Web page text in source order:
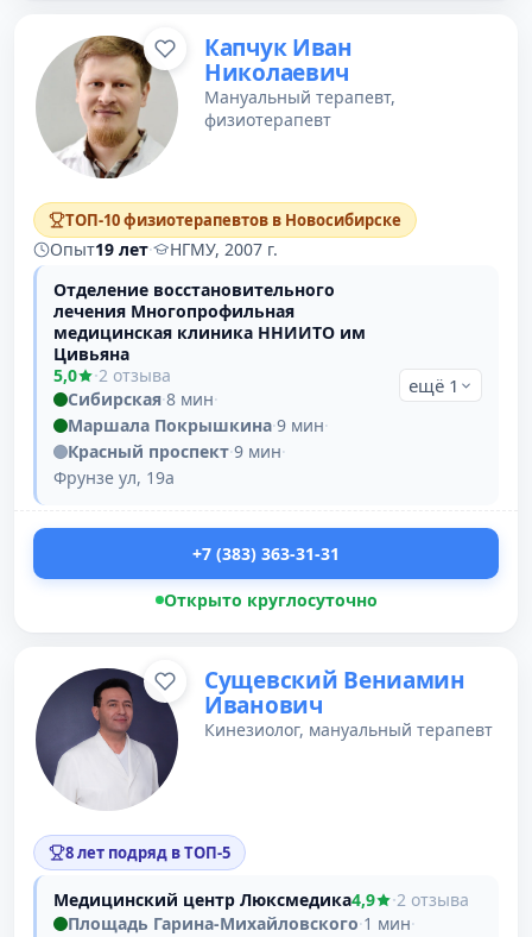
Капчук Иван
Николаевич
Мануальный терапевт,
физиотерапевт
ТОП-10 физиотерапевтов в Новосибирске
Опыт19 лет·
НГМУ, 2007 г.
Отделение восстановительного
лечения Многопрофильная
медицинская клиника ННИИТО им
Цивьяна
5,0
·2 отзыва
Сибирская·8 мин·
Маршала Покрышкина·9 мин·
Красный проспект·9 мин·
Фрунзе ул, 19а
ещё 1
+7 (383) 363-31-31
Открыто круглосуточно
Сущевский Вениамин
Иванович
Кинезиолог, мануальный терапевт
8 лет подряд в ТОП-5
Медицинский центр Люксмедика4,9 ·2 отзыва
Площадь Гарина-Михайловского·1 мин·